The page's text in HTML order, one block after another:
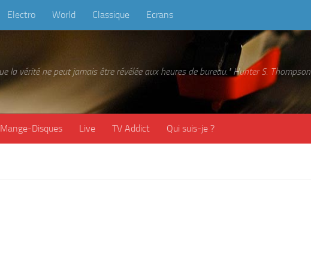
Electro World Classique Ecrans
la vérité ne peut jamais être révélée aux heures de bureau." Hunter S. Thompson
Mange-Disques Live TV Addict Qui suis-je ?